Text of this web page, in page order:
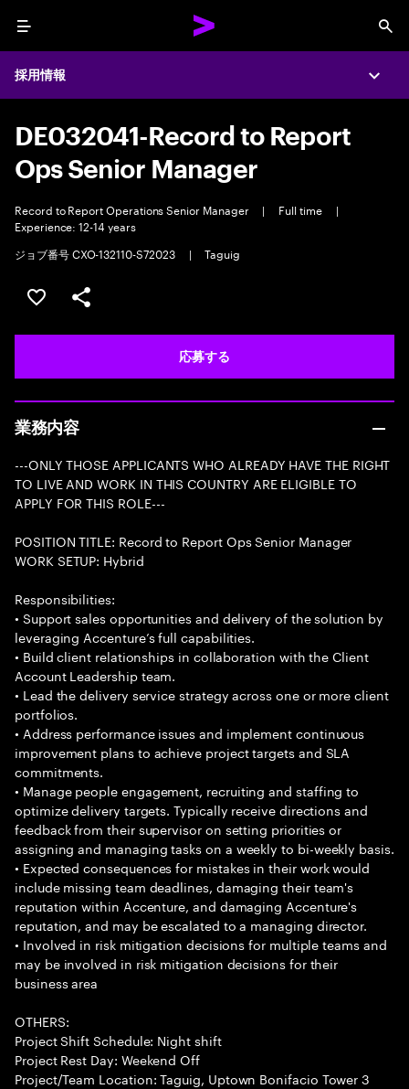
Menu
採用情報
DE032041-Record to Report
Ops Senior Manager
Record to Report Operations Senior Manager | Full time
|
Experience: 12-14 years
ジョブ番号 CXO-132110-S72023
| Taguig
ポジションを保存する 【首都圏エリア】契約社員（給
シェア
応募する
業務内容
---ONLY THOSE APPLICANTS WHO ALREADY HAVE THE RIGHT
TO LIVE AND WORK IN THIS COUNTRY ARE ELIGIBLE TO
APPLY FOR THIS ROLE---
POSITION TITLE: Record to Report Ops Senior Manager
WORK SETUP: Hybrid
Responsibilities:
• Support sales opportunities and delivery of the solution by
leveraging Accenture’s full capabilities.
• Build client relationships in collaboration with the Client
Account Leadership team.
• Lead the delivery service strategy across one or more client
portfolios.
• Address performance issues and implement continuous
improvement plans to achieve project targets and SLA
commitments.
• Manage people engagement, recruiting and staffing to
optimize delivery targets. Typically receive directions and
feedback from their supervisor on setting priorities or
assigning and managing tasks on a weekly to bi-weekly basis.
• Expected consequences for mistakes in their work would
include missing team deadlines, damaging their team's
reputation within Accenture, and damaging Accenture's
reputation, and may be escalated to a managing director.
• Involved in risk mitigation decisions for multiple teams and
may be involved in risk mitigation decisions for their
business area
OTHERS:
Project Shift Schedule: Night shift
Project Rest Day: Weekend Off
Project/Team Location: Taguig, Uptown Bonifacio Tower 3